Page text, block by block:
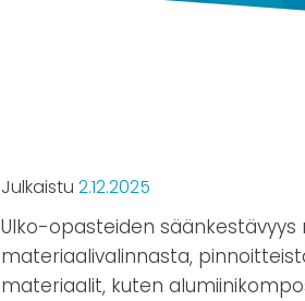
Julkaistu2.12.2025
Ulko-opasteiden
materiaalivalinnasta,
materiaalit, kuten